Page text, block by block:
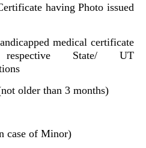
having Photo issued
medical certificate
State/ UT
older than 3 months)
case of Minor)